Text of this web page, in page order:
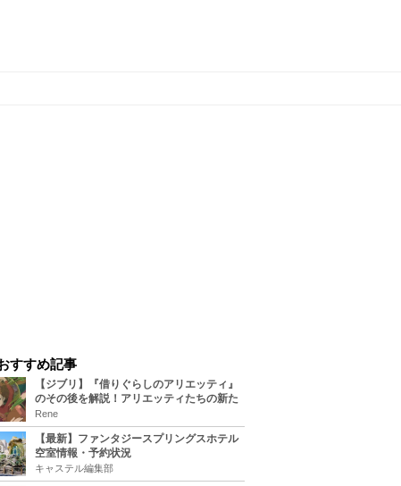
すすめ記事
【ジブリ】『借りぐらしのアリエッティ』
のその後を解説！アリエッティたちの新た
な住処は？翔の病気は治る？
Rene
【最新】ファンタジースプリングスホテル
空室情報・予約状況
キャステル編集部